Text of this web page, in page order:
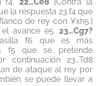
la respuesta 23.f4 que
de rey con ¥xh5.]
el avance e5.23…Cg7?
f6 que es más
f5 que se pretende
continuación 23…Td8
de ataque al rey por
se puede llevar a